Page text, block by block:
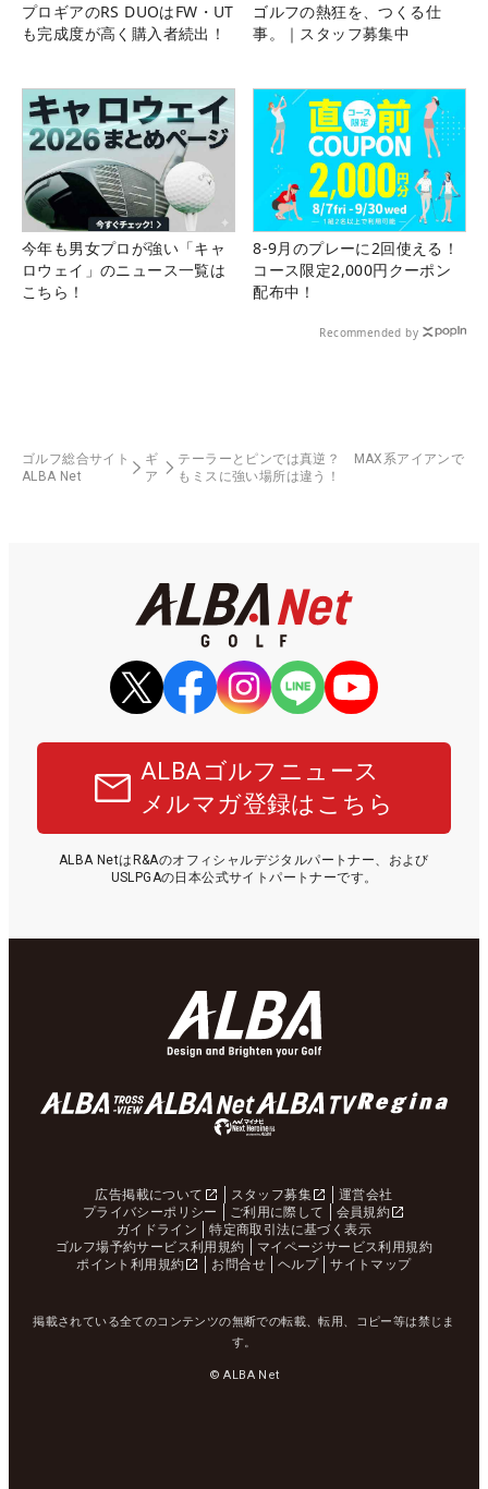
プロギアのRS DUOはFW・UT
も完成度が高く購入者続出！
ゴルフの熱狂を、つくる仕
事。｜スタッフ募集中
今年も男女プロが強い「キャ
ロウェイ」のニュース一覧は
こちら！
8-9月のプレーに2回使える！
コース限定2,000円クーポン
配布中！
Recommended by
ゴルフ総合サイト
ALBA Net
ギ
ア
テーラーとピンでは真逆？ MAX系アイアンで
もミスに強い場所は違う！
ALBAゴルフニュース
メルマガ登録はこちら
ALBA NetはR&Aのオフィシャルデジタルパートナー、および
USLPGAの日本公式サイトパートナーです。
広告掲載について スタッフ募集
運営会社
プライバシーポリシー
ご利用に際して
会員規約
ガイドライン
特定商取引法に基づく表示
ゴルフ場予約サービス利用規約
マイページサービス利用規約
ポイント利用規約
お問合せ ヘルプ サイトマップ
掲載されている全てのコンテンツの無断での転載、転用、コピー等は禁じま
す。
© ALBA Net